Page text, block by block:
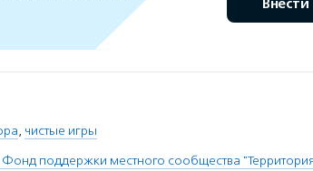
Внести
, чистые игры
поддержки местного сообщества